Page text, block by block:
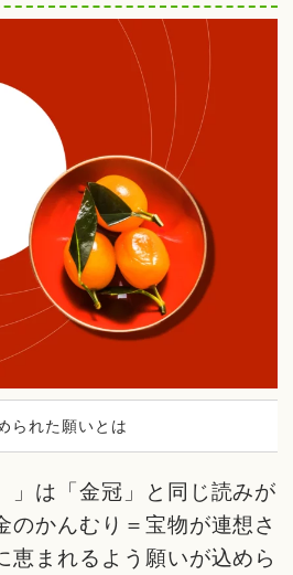
られた願いとは
」は「金冠」と同じ読みが
のかんむり＝宝物が連想さ
恵まれるよう願いが込めら